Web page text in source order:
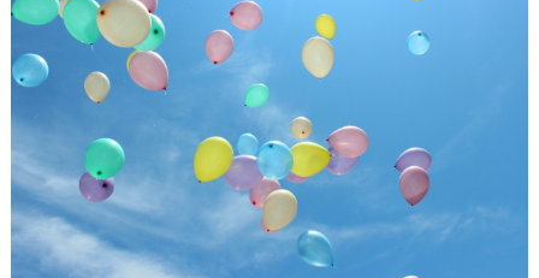
沖
縄
チ
フ
ト